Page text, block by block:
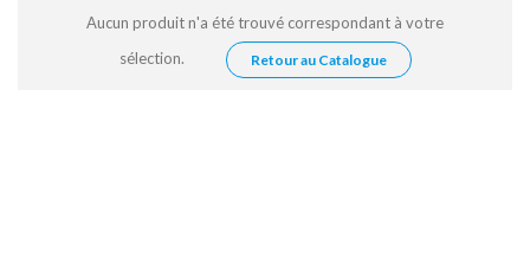
Aucun produit n'a été trouvé correspondant à votre
sélection.
Retour au Catalogue